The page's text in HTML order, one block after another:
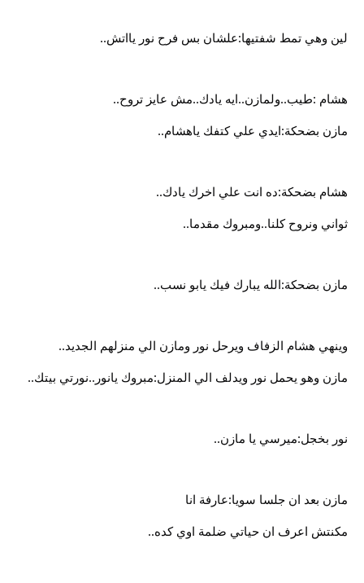
لين وهي تمط شفتيها:علشان بس فرح نور يااتش..
هشام :طيب..ولمازن..ايه يادك..مش عايز تروح..
مازن بضحكة:ايدي علي كتفك ياهشام..
هشام بضحكة:ده انت علي اخرك يادك..
ثواني ونروح كلنا..ومبروك مقدما..
مازن بضحكة:الله يبارك فيك يابو نسب..
وينهي هشام الزفاف ويرحل نور ومازن الي منزلهم الجديد..
مازن وهو يحمل نور ويدلف الي المنزل:مبروك يانور..نورتي بيتك..
نور بخجل:ميرسي يا مازن..
مازن بعد ان جلسا سويا:عارفة انا
مكنتش اعرف ان حياتي ضلمة اوي كده..